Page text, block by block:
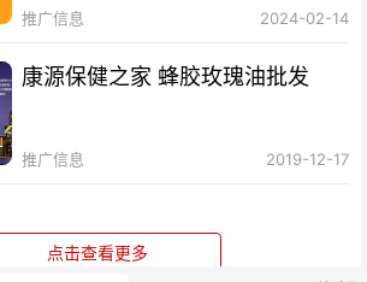
推广信息 2024-02-14
康源保健之家 蜂胶玫瑰油批发
推广信息 2019-12-17
点击查看更多